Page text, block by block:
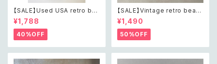
【SALE】Used USA retro bot
anical flower salopette sh
ort pants レトロ アメリカ ユー
ズド 古着 ライトグリーン ボタニ
カル フラワー サロペット ショー
トパンツ
¥1,788
40%OFF
【SALE】Vintage retro bead
s embroidery navy blue po
uch レトロ ヴィンテージ ホワイ
ト ビーズ刺繍 ネイビー 紺色 ポ
ーチ
¥1,490
50%OFF